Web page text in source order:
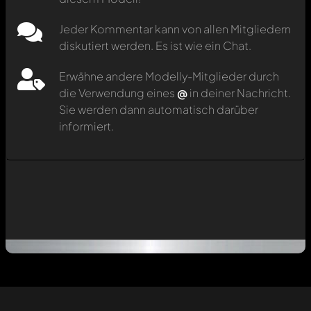
Jeder Kommentar kann von allen Mitgliedern
diskutiert werden. Es ist wie ein Chat.
Erwähne andere Modelly-Mitglieder durch
die Verwendung eines @in deiner Nachricht.
Sie werden dann automatisch darüber
informiert.